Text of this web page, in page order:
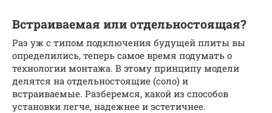
Встраиваемая или отдельностоящая?
Раз уж с типом подключения будущей плиты вы
определились, теперь самое время подумать о
технологии монтажа. В этому принципу модели
делятся на отдельностоящие (соло) и
встраиваемые. Разберемся, какой из способов
установки легче, надежнее и эстетичнее.